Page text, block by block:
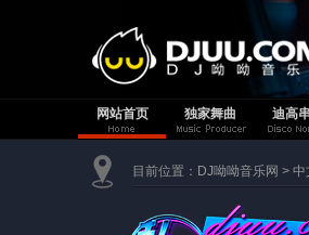
网站首页 独家舞曲 迪高
目前位置： DJ呦呦音乐网 > 中